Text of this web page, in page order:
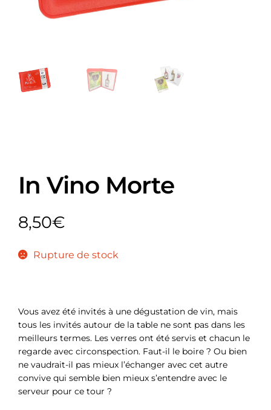
In Vino Morte
8,50€
Rupture de stock
Vous avez été invités à une dégustation de vin, mais
tous les invités autour de la table ne sont pas dans les
meilleurs termes. Les verres ont été servis et chacun le
regarde avec circonspection. Faut-il le boire ? Ou bien
ne vaudrait-il pas mieux l’échanger avec cet autre
convive qui semble bien mieux s’entendre avec le
serveur pour ce tour ?